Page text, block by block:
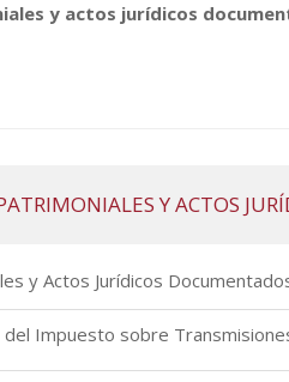
y actos jurídicos
Y ACTOS
y Actos Jurídicos
Impuesto sobre